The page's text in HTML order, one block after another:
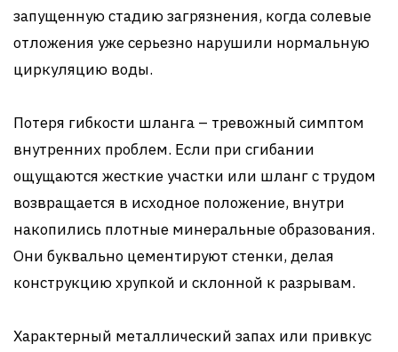
запущенную стадию загрязнения, когда солевые
отложения уже серьезно нарушили нормальную
циркуляцию воды.
Потеря гибкости шланга – тревожный симптом
внутренних проблем. Если при сгибании
ощущаются жесткие участки или шланг с трудом
возвращается в исходное положение, внутри
накопились плотные минеральные образования.
Они буквально цементируют стенки, делая
конструкцию хрупкой и склонной к разрывам.
Характерный металлический запах или привкус